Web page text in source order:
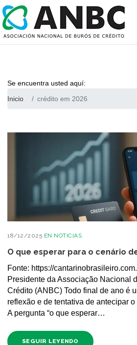
Se encuentra usted aquí:
Inicio
crédito em 2026
18/12/2025 EN NOTICIAS
O que esperar para o cenário
Fonte: https://
Presidente da Associação Nacional
Crédito (ANBC) Todo final de ano é
reflexão e de tentativa de antecipar
A pergunta “o que esperar…
SEGUIR LEYENDO